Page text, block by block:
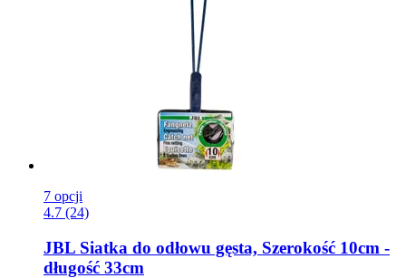
7 opcji
4.7 (24)
JBL Siatka do odłowu gęsta, Szerokość 10cm -​
długość 33cm